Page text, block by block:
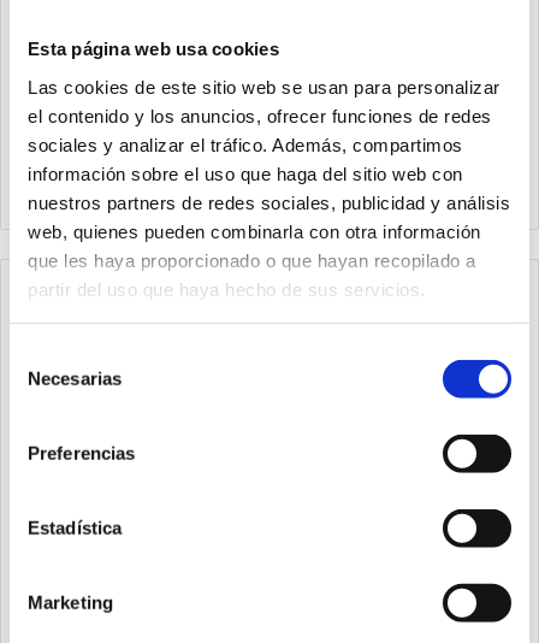
Esta página web usa cookies
Las cookies de este sitio web se usan para personalizar
el contenido y los anuncios, ofrecer funciones de redes
sociales y analizar el tráfico. Además, compartimos
información sobre el uso que haga del sitio web con
nuestros partners de redes sociales, publicidad y análisis
web, quienes pueden combinarla con otra información
que les haya proporcionado o que hayan recopilado a
partir del uso que haya hecho de sus servicios.
Necesarias
Preferencias
Estadística
Marketing
1740.50.N
Multiplicador de presión
Ø40
1740.50.N.3R
Multiplicador de presión
Ø40